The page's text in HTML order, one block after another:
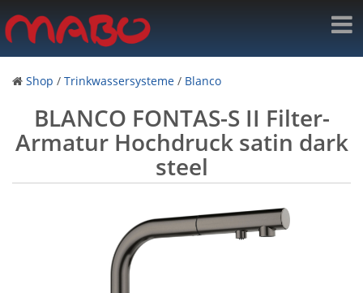
Shop / Trinkwassersysteme / Blanco
BLANCO FONTAS-S II Filter-
Armatur Hochdruck satin dark
steel